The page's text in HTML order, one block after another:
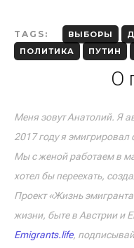
TAGS: ВЫБОРЫ
ПОЛИТИКА
ПУТИН
О
Меня зовут Анатолий. Я
2017 году я
Мы с женой работаем в
хотел бы переехать,
Проект «Жизнь
жизни, быте в Австрии и
Emigrants.life,